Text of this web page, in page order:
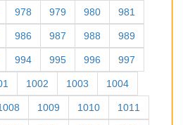
978 979 980 981
986 987 988 989
994 995 996 997
1002 1003 1004
1009 1010 1011